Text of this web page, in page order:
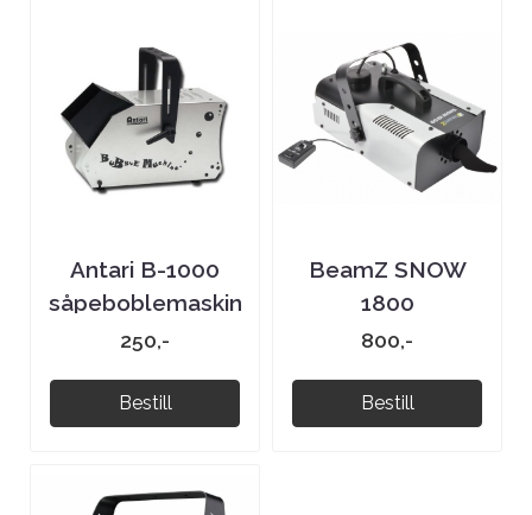
Antari B-1000
såpeboblemaskin
250,-
Bestill
BeamZ SNOW
1800
800,-
Bestill